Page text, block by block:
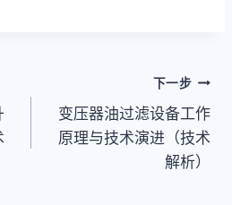
下一步
变压器油过滤设备工作
原理与技术演进（技术
解析）